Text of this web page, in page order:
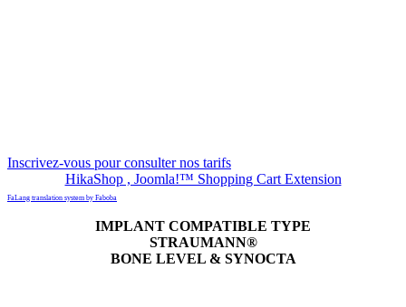
Inscrivez-vous pour consulter nos tarifs
HikaShop , Joomla!™ Shopping Cart Extension
FaLang translation system by Faboba
IMPLANT COMPATIBLE TYPE
STRAUMANN®
BONE LEVEL & SYNOCTA